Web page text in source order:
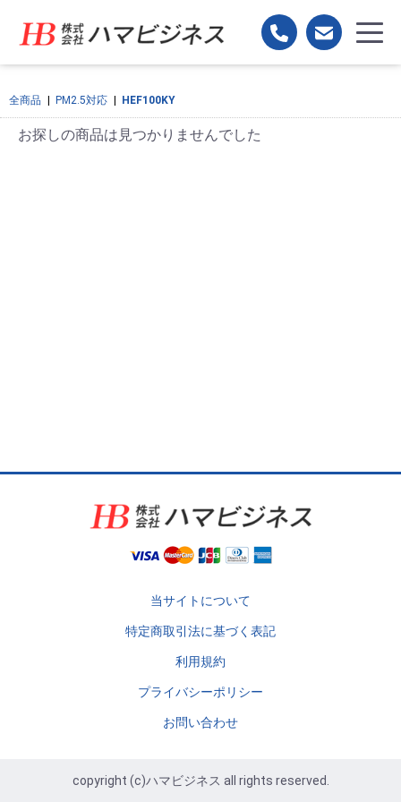
全商品 PM2.5対応 HEF100KY
お探しの商品は見つかりませんでした
当サイトについて
特定商取引法に基づく表記
利用規約
プライバシーポリシー
お問い合わせ
copyright (c)ハマビジネス all rights reserved.